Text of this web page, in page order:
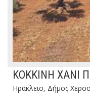
ΚΟΚΚΙΝΗ ΧΑΝΙ
Ηράκλειο, Δήμος